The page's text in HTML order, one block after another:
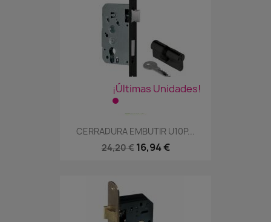
¡Últimas Unidades!
CERRADURA EMBUTIR U10P...
24,20 € 16,94 €